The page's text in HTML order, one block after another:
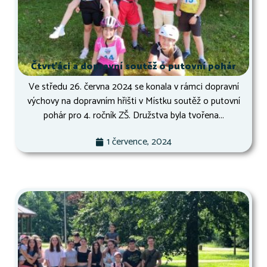
Čtvrťáci a dopravní soutěž o putovní pohár
Ve středu 26. června 2024 se konala v rámci dopravní
výchovy na dopravním hřišti v Místku soutěž o putovní
pohár pro 4. ročník ZŠ. Družstva byla tvořena...
1 července, 2024